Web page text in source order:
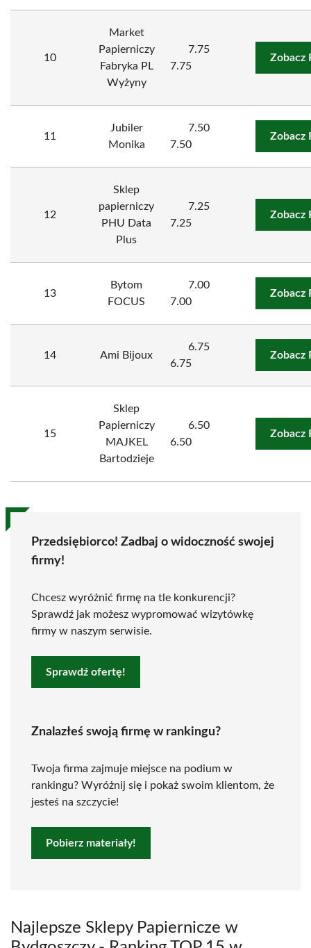
10
Market
Papierniczy
Fabryka PL
Wyżyny
7.75
7.75
Zobacz
11
Jubiler
Monika
7.50
7.50
Zobacz
12
Sklep
papierniczy
PHU Data
Plus
7.25
7.25
Zobacz
13
Bytom
FOCUS
7.00
7.00
Zobacz
14 Ami Bijoux
6.75
6.75
Zobacz
15
Sklep
Papierniczy
MAJKEL
Bartodzieje
6.50
6.50
Zobacz
Przedsiębiorco! Zadbaj o widoczność swojej
firmy!
Chcesz wyróżnić firmę na tle konkurencji?
Sprawdź jak możesz wypromować wizytówkę
firmy w naszym serwisie.
Sprawdź ofertę!
Znalazłeś swoją firmę w rankingu?
Twoja firma zajmuje miejsce na podium w
rankingu? Wyróżnij się i pokaż swoim klientom, że
jesteś na szczycie!
Pobierz materiały!
Najlepsze Sklepy Papiernicze w